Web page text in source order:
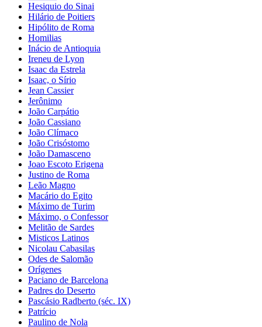
Hesiquio do Sinai
Hilário de Poitiers
Hipólito de Roma
Homilias
Inácio de Antioquia
Ireneu de Lyon
Isaac da Estrela
Isaac, o Sírio
Jean Cassier
Jerônimo
João Carpátio
João Cassiano
João Clímaco
João Crisóstomo
João Damasceno
Joao Escoto Erigena
Justino de Roma
Leão Magno
Macário do Egito
Máximo de Turim
Máximo, o Confessor
Melitão de Sardes
Misticos Latinos
Nicolau Cabasilas
Odes de Salomão
Orígenes
Paciano de Barcelona
Padres do Deserto
Pascásio Radberto (séc. IX)
Patrício
Paulino de Nola